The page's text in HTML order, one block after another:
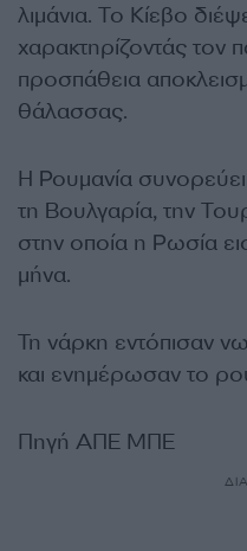
λιμάνια. Το Κίεβο
χαρακτηρίζοντάς
προσπάθεια
θάλασσας.
Η Ρουμανία
τη Βουλγαρία, την
στην οποία η Ρωσία
μήνα.
Τη νάρκη εντόπισαν
και ενημέρωσαν το
Πηγή ΑΠΕ ΜΠΕ